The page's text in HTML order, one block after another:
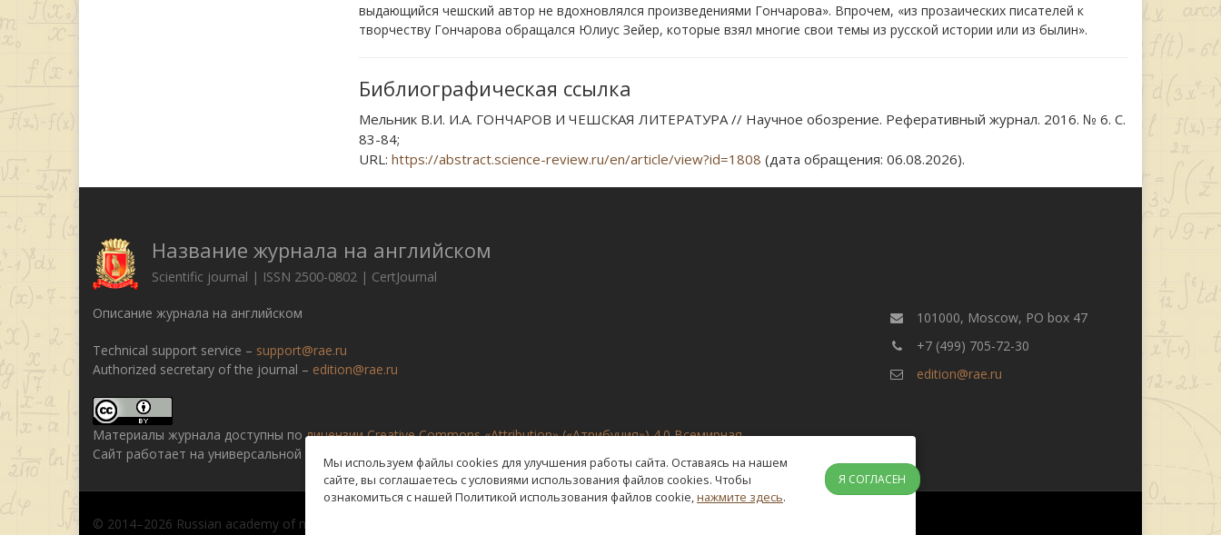
выдающийся чешский автор не вдохновлялся произведениями Гончарова». Впрочем, «из прозаических писателей к
творчеству Гончарова обращался Юлиус Зейер, которые взял многие свои темы из русской истории или из былин».
Библиографическая ссылка
Мельник В.И. И.А. ГОНЧАРОВ И ЧЕШСКАЯ ЛИТЕРАТУРА // Научное обозрение. Реферативный журнал. 2016. № 6. С.
83-84;
URL: https://abstract.science-review.ru/en/article/view?id=1808 (дата обращения: 06.08.2026).
Название журнала на английском
Scientific journal | ISSN 2500-0802 | CertJournal
Описание журнала на английском
Technical support service – support@rae.ru
Authorized secretary of the journal – edition@rae.ru
101000, Moscow, PO box 47
+7 (499) 705-72-30
edition@rae.ru
Материалы журнала доступны полицензии Creative Commons «Attribution» («Атрибуция») 4.0 Всемирная.
Сайт работает на универсальной издательской платформе
RAE Editorial System
© 2014–2026 Russian academy of natural history
Мы используем файлы cookies для улучшения работы сайта. Оставаясь на нашем
сайте, вы соглашаетесь с условиями использования файлов cookies. Чтобы
ознакомиться с нашей Политикой использования файлов cookie,нажмите здесь.
Я СОГЛАСЕН